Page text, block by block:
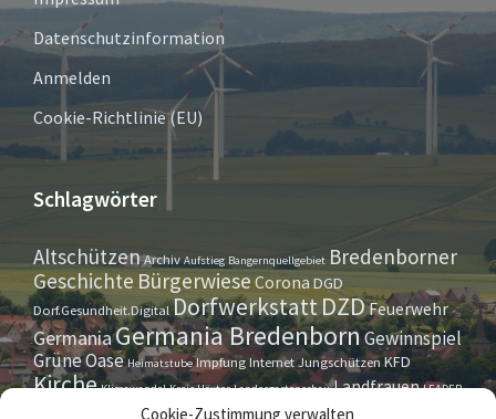
Cookie-Zustimmung verwalten
Datenschutzinformation
Anmelden
Cookie-Richtlinie (EU)
Schlagwörter
AltschützenArchiv Aufstieg Bangernquellgebiet Bredenborner
Geschichte Bürgerwiese CoronaDGD
Dorf.Gesundheit.DigitalDorfwerkstattDZDFeuerwehr
GermaniaGermania BredenbornGewinnspiel
Grüne Oase Heimatstube ImpfungInternetJungschützenKFD
Kirche Klimawandel Kreis Höxter Landesgartenschau Landfrauen LEADER
Maurer- u. HandwerkervereinOktoberfest